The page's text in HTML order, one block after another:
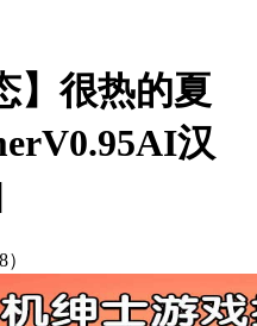
】很热的夏
汉